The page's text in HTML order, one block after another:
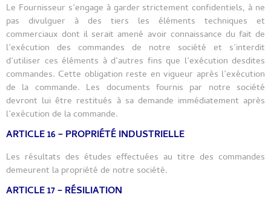
Le Fournisseur s’engage à garder strictement confidentiels, à ne
pas divulguer à des tiers les éléments techniques et
commerciaux dont il serait amené avoir connaissance du fait de
l’exécution des commandes de notre société et s’interdit
d’utiliser ces éléments à d’autres fins que l’exécution desdites
commandes. Cette obligation reste en vigueur après l’exécution
de la commande. Les documents fournis par notre société
devront lui être restitués à sa demande immédiatement après
l’exécution de la commande.
ARTICLE 16 – PROPRIÉTÉ INDUSTRIELLE
Les résultats des études effectuées au titre des commandes
demeurent la propriété de notre société.
ARTICLE 17 – RÉSILIATION